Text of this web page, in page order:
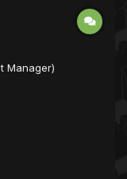
Manager)